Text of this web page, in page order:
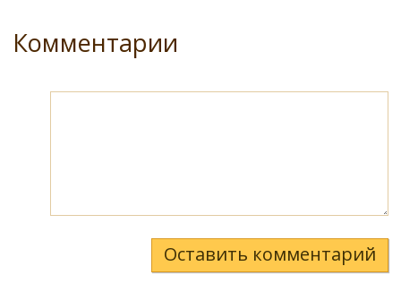
Комментарии
Оставить комментарий